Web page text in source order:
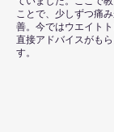
ことで、少しずつ痛
善。今ではウエイト
直接アドバイスがも
す。